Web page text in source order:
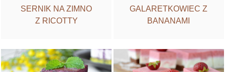
SERNIK NA ZIMNO
Z RICOTTY
GALARETKOWIEC Z
BANANAMI